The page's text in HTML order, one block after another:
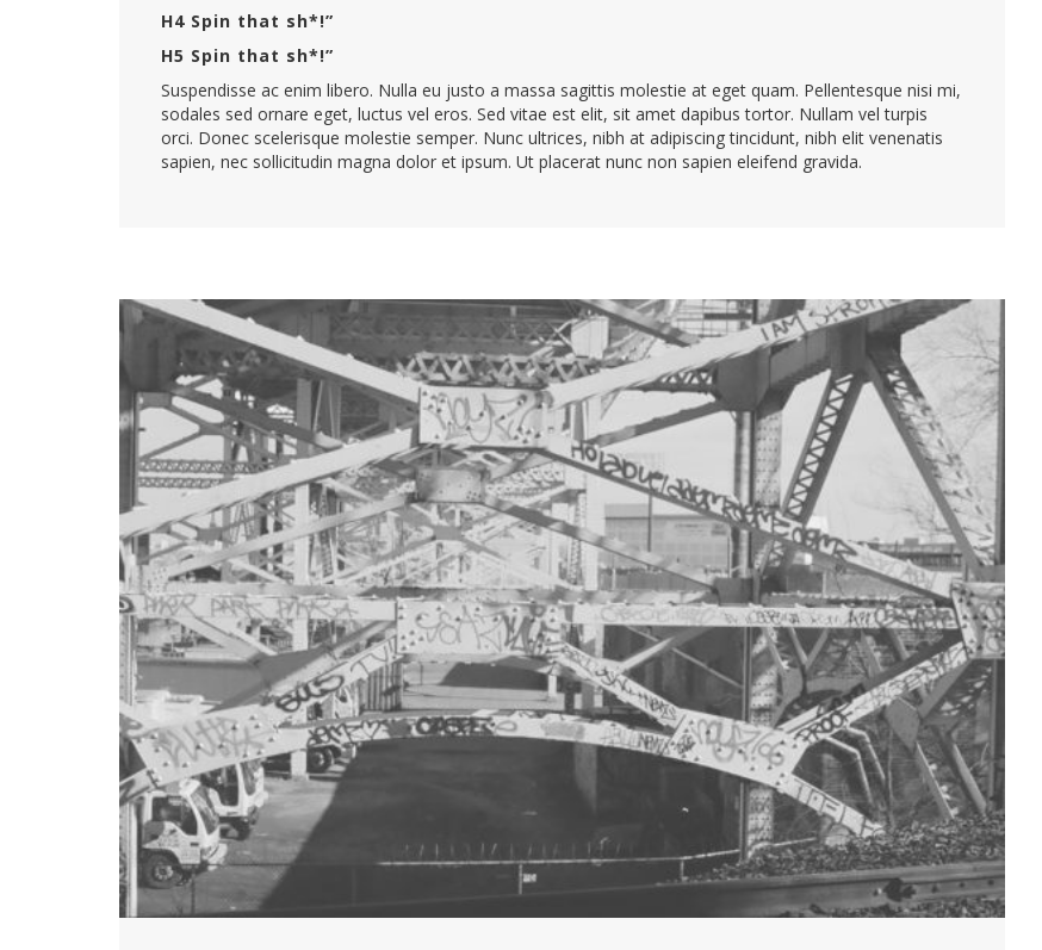
H4 Spin that sh*!”
H5 Spin that sh*!”
Suspendisse ac enim libero. Nulla eu justo a massa sagittis molestie at eget quam. Pellentesque nisi mi,
sodales sed ornare eget, luctus vel eros. Sed vitae est elit, sit amet dapibus tortor. Nullam vel turpis
orci. Donec scelerisque molestie semper. Nunc ultrices, nibh at adipiscing tincidunt, nibh elit venenatis
sapien, nec sollicitudin magna dolor et ipsum. Ut placerat nunc non sapien eleifend gravida.